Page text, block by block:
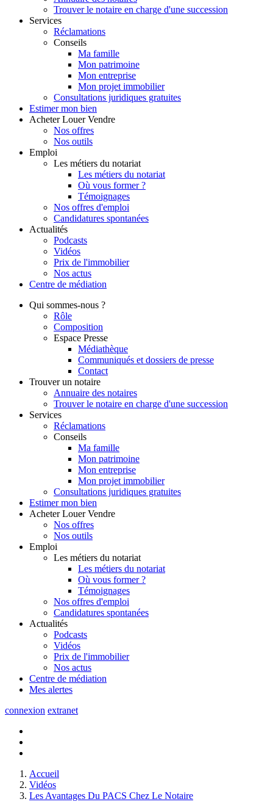
Trouver le notaire en charge d'une succession
Services
Réclamations
Conseils
Ma famille
Mon patrimoine
Mon entreprise
Mon projet immobilier
Consultations juridiques gratuites
Estimer mon bien
Acheter Louer Vendre
Nos offres
Nos outils
Emploi
Les métiers du notariat
Les métiers du notariat
Où vous former ?
Témoignages
Nos offres d'emploi
Candidatures spontanées
Actualités
Podcasts
Vidéos
Prix de l'immobilier
Nos actus
Centre de médiation
Qui sommes-nous ?
Rôle
Composition
Espace Presse
Médiathèque
Communiqués et dossiers de presse
Contact
Trouver un notaire
Annuaire des notaires
Trouver le notaire en charge d'une succession
Services
Réclamations
Conseils
Ma famille
Mon patrimoine
Mon entreprise
Mon projet immobilier
Consultations juridiques gratuites
Estimer mon bien
Acheter Louer Vendre
Nos offres
Nos outils
Emploi
Les métiers du notariat
Les métiers du notariat
Où vous former ?
Témoignages
Nos offres d'emploi
Candidatures spontanées
Actualités
Podcasts
Vidéos
Prix de l'immobilier
Nos actus
Centre de médiation
Mes alertes
connexion extranet
Accueil
Vidéos
Les Avantages Du PACS Chez Le Notaire